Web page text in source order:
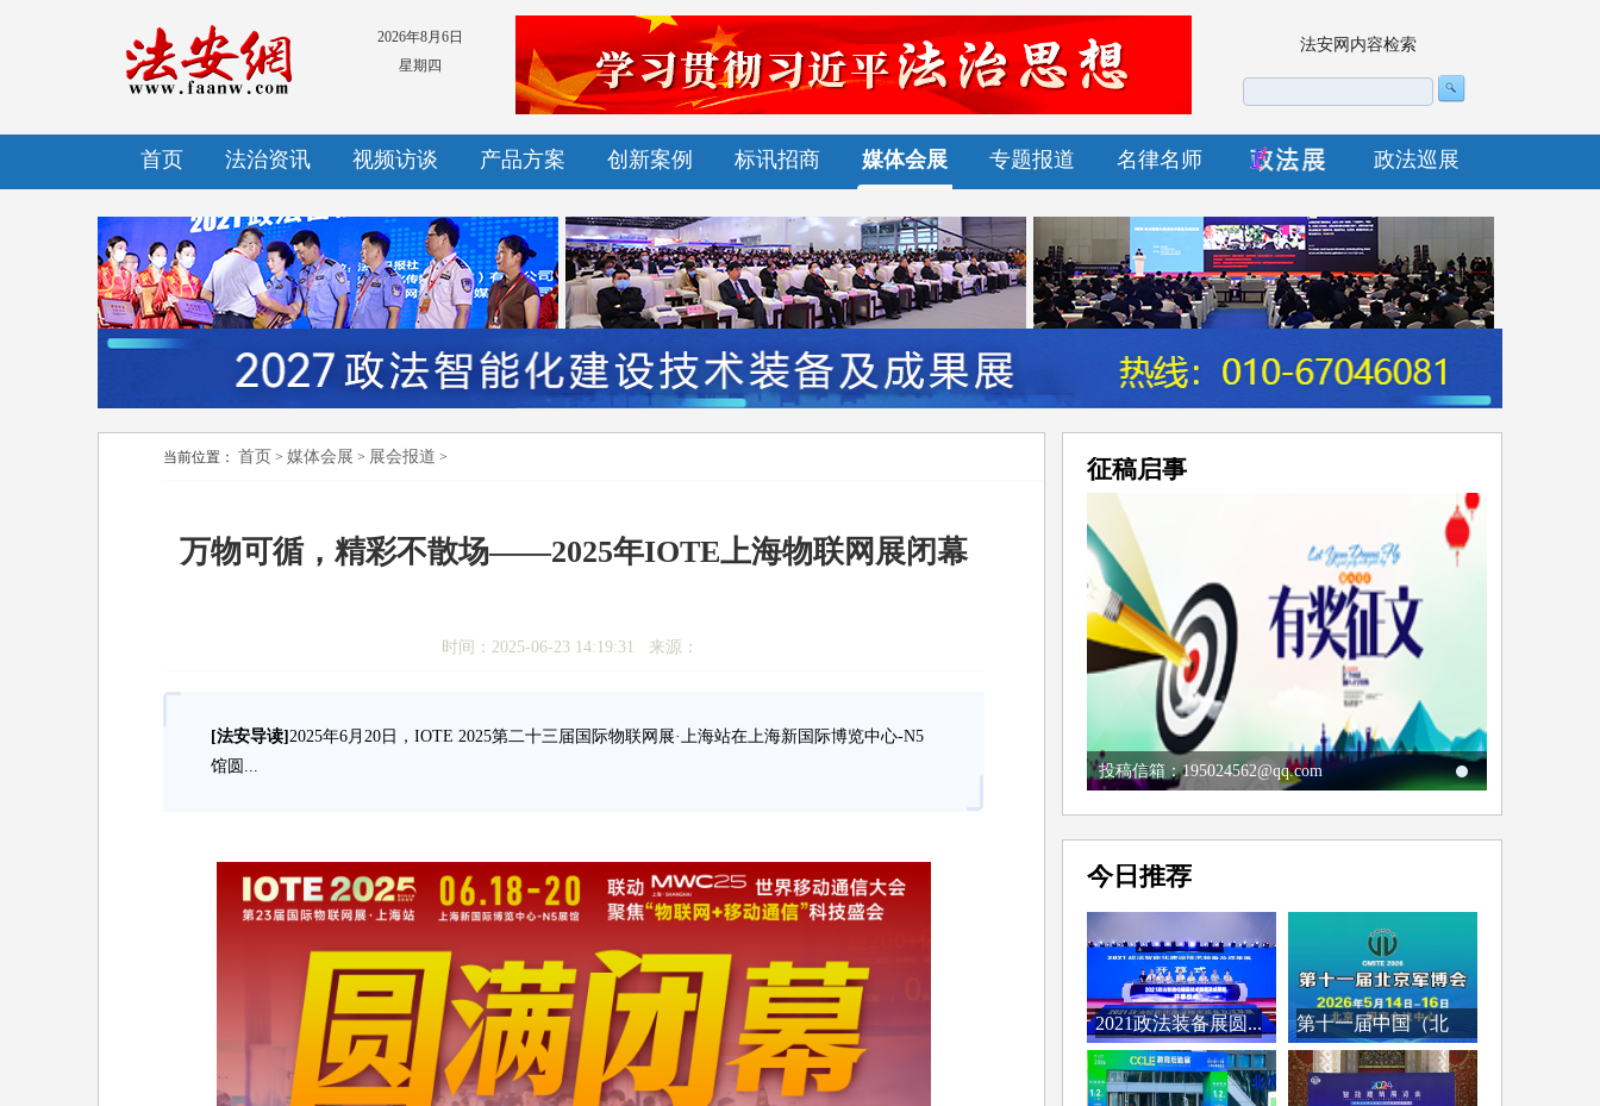
2026年8月6日
星期四
法安网内容检索
首页 法治资讯 视频访谈 产品方案 创新案例 标讯招商 媒体会展 专题报道 名律名师 政法巡展
当前位置： 首页 > 媒体会展 > 展会报道 >
万物可循，精彩不散场——2025年IOTE上海物联网展闭幕
时间：2025-06-23 14:19:31 来源：
[法安导读] 2025年6月20日，IOTE 2025第二十三届国际物联网展·上海站在上海新国际博览中心-N5
馆圆...
征稿启事
投稿信箱：195024562@qq.com
今日推荐
2021政法装备展圆...
第十一届中国（北
京）...